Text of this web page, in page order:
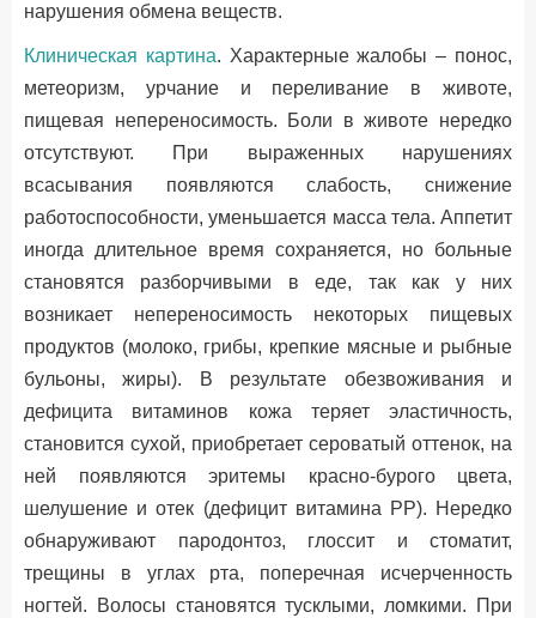
нарушения обмена веществ.
Клиническая картина. Характерные жалобы – понос,
метеоризм, урчание и переливание в животе,
пищевая непереносимость. Боли в животе нередко
отсутствуют. При выраженных нарушениях
всасывания появляются слабость, снижение
работоспособности, уменьшается масса тела. Аппетит
иногда длительное время сохраняется, но больные
становятся разборчивыми в еде, так как у них
возникает непереносимость некоторых пищевых
продуктов (молоко, грибы, крепкие мясные и рыбные
бульоны, жиры). В результате обезвоживания и
дефицита витаминов кожа теряет эластичность,
становится сухой, приобретает сероватый оттенок, на
ней появляются эритемы красно-бурого цвета,
шелушение и отек (дефицит витамина РР). Нередко
обнаруживают пародонтоз, глоссит и стоматит,
трещины в углах рта, поперечная исчерченность
ногтей. Волосы становятся тусклыми, ломкими. При